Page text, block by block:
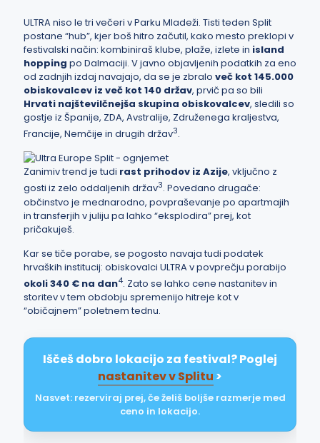
ULTRA niso le tri večeri v Parku Mladeži. Tisti teden Split
postane “hub”, kjer boš hitro začutil, kako mesto preklopi v
festivalski način: kombiniraš klube, plaže, izlete in island
hopping po Dalmaciji. V javno objavljenih podatkih za eno
od zadnjih izdaj navajajo, da se je zbralo več kot 145.000
obiskovalcev iz več kot 140 držav, prvič pa so bili
Hrvati najštevilčnejša skupina obiskovalcev, sledili so
gostje iz Španije, ZDA, Avstralije, Združenega kraljestva,
Francije, Nemčije in drugih držav3.
Zanimiv trend je tudi rast prihodov iz Azije, vključno z
gosti iz zelo oddaljenih držav3. Povedano drugače:
občinstvo je mednarodno, povpraševanje po apartmajih
in transferjih v juliju pa lahko “eksplodira” prej, kot
pričakuješ.
Kar se tiče porabe, se pogosto navaja tudi podatek
hrvaških institucij: obiskovalci ULTRA v povprečju porabijo
okoli 340 € na dan4. Zato se lahko cene nastanitev in
storitev v tem obdobju spremenijo hitreje kot v
“običajnem” poletnem tednu.
Iščeš dobro lokacijo za festival? Poglej
nastanitev v Splitu >
Nasvet: rezerviraj prej, če želiš boljše razmerje med
ceno in lokacijo.